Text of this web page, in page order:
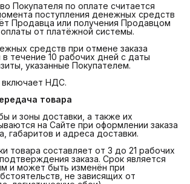
Покупателя по оплате считается
поступления денежных средств
Продавца или получения Продавцом
от платёжной системы.
средств при отмене заказа
течение 10 рабочих дней с даты
указанные Покупателем.
включает НДС.
товара
и зоны доставки, а также их
на Сайте при оформлении заказа
габаритов и адреса доставки.
товара составляет от 3 до 21 рабочих
заказа. Срок является
и может быть изменён при
не зависящих от